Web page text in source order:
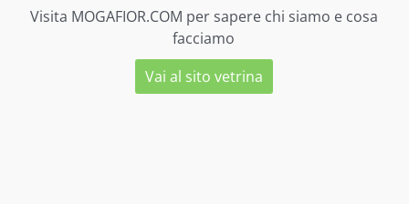
Visita MOGAFIOR.COM per sapere chi siamo e cosa
facciamo
Vai al sito vetrina